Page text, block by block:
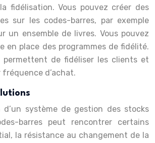
fidélisation. Vous pouvez créer des
sur les codes-barres, par exemple
un ensemble de livres. Vous pouvez
en place des programmes de fidélité.
permettent de fidéliser les clients et
fréquence d’achat.
d’un système de gestion des stocks
barres peut rencontrer certains
la résistance au changement de la